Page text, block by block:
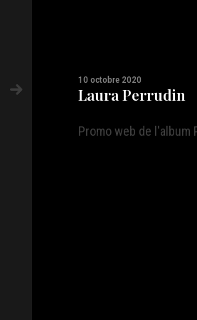
10 octobre 2020
Laura Perrudin
Promo web de